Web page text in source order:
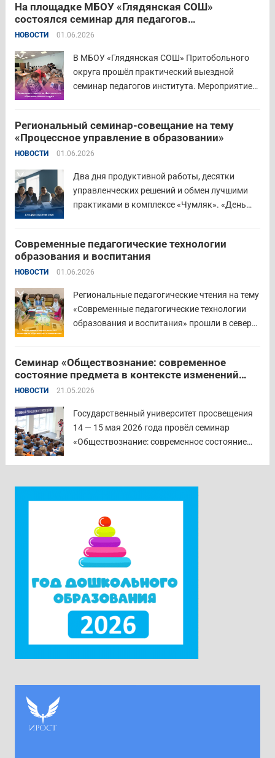
квалифицированных педагогов-психологов в
общеобразовательных организациях. Все
выпускники успешно прошли итоговую
аттестацию в форме экзамена и получили
Читать дальше
На площадке МБОУ «Глядянская СОШ»
состоялся семинар для педагогов
Центрального образовательного округа
НОВОСТИ 01.06.2026
В МБОУ «Глядянская СОШ» Притобольного
округа прошёл практический выездной
семинар педагогов института. Мероприятие
Открывая встречу, заместитель
руководителя Управления образования
Притобольного муниципального округа
Наталья Сергеевна Иванова подчеркнула
важность очных практических встреч для...
Региональный семинар-совещание на тему
«Процессное управление в образовании»
НОВОСТИ 01.06.2026
Два дня продуктивной работы, десятки
управленческих решений и обмен лучшими
практиками в комплексе «Чумляк». «День
управления образованием для обсуждения
ключевых задач и развития системы
образования региона. Заместитель
губернатора по социальной политике
Наталья...
Современные педагогические технологии
образования и воспитания
НОВОСТИ 01.06.2026
Региональные педагогические чтения на тему
«Современные педагогические технологии
образования и воспитания» прошли в северо-
Основная цель Педагогических чтений —
освещение тенденций учебно-
воспитательного процесса с учетом новых
образовательных стандартов через обмен...
Читать дальше
Семинар «Обществознание: современное
состояние предмета в контексте изменений
законодательства и введения единых
Государственном университете просвещения
НОВОСТИ 21.05.2026
Государственный университет просвещения
14 — 15 мая 2026 года провёл семинар
«Обществознание: современное состояние
государственных учебников». Участники
приехали в Москву из всех субъектов
Наталия Александровна Наумова отметила,
что...Читать дальше